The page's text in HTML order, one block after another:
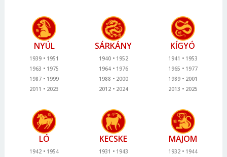
NYÚL
1939
1951
1963
1975
1987
1999
2011
2023
SÁRKÁNY
1940
1952
1964
1976
1988
2000
2012
2024
KÍGYÓ
1941
1953
1965
1977
1989
2001
2013
2025
LÓ
1942
1954
KECSKE
1931
1943
MAJOM
1932
1944